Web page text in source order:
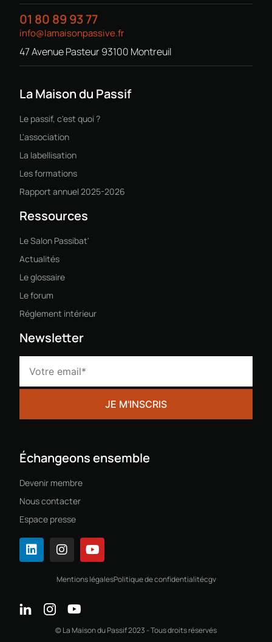
01 80 89 93 77
info@lamaisonpassive.fr
47 Avenue Pasteur 93100 Montreuil
La Maison du Passif
Le passif, c'est quoi ?
L'association
La labellisation
Les formations
Rapport annuel 2025-2026
Ressources
Le Salon Passibat'
Actualités
Le glossaire
Le forum
Réglement intérieur
Newsletter
Échangeons ensemble
Devenir membre
Nous contacter
Espace presse
Mentions légalesPolitique de confidentialitécgv
© La Maison du Passif 2023 - Tous droits réservés